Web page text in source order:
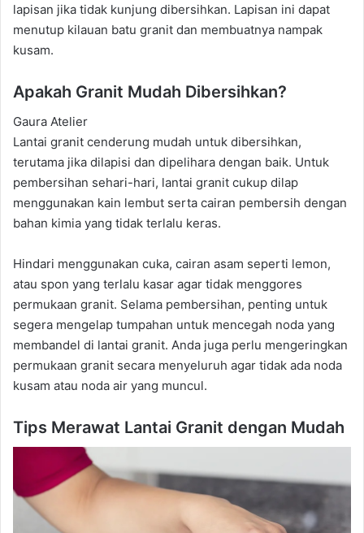
lapisan jika tidak kunjung dibersihkan. Lapisan ini dapat
menutup kilauan batu granit dan membuatnya nampak
kusam.
Apakah Granit Mudah Dibersihkan?
Gaura Atelier
Lantai granit cenderung mudah untuk dibersihkan,
terutama jika dilapisi dan dipelihara dengan baik. Untuk
pembersihan sehari-hari, lantai granit cukup dilap
menggunakan kain lembut serta cairan pembersih dengan
bahan kimia yang tidak terlalu keras.
Hindari menggunakan cuka, cairan asam seperti lemon,
atau spon yang terlalu kasar agar tidak menggores
permukaan granit. Selama pembersihan, penting untuk
segera mengelap tumpahan untuk mencegah noda yang
membandel di lantai granit. Anda juga perlu mengeringkan
permukaan granit secara menyeluruh agar tidak ada noda
kusam atau noda air yang muncul.
Tips Merawat Lantai Granit dengan Mudah